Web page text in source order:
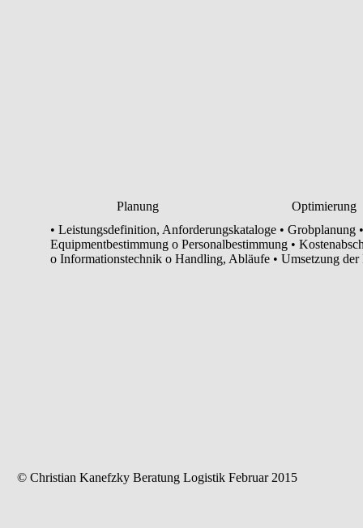
© Christian Kanefzky Beratung Logistik Februar 2015
Planung Optimierung
• Leistungsdefinition, Anforderungskataloge • Grobplanung •
Equipmentbestimmung o Personalbestimmung •
o Informationstechnik o Handling, Abläufe • Umsetzung